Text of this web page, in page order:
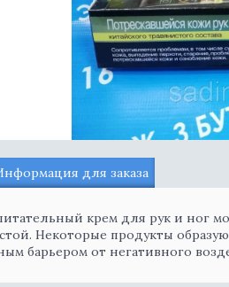
для заказа
крем для рук и ног
Некоторые продукты
барьером от негативного